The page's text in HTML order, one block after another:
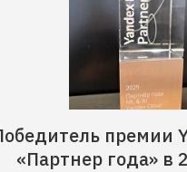
премии
«Партнер года» в